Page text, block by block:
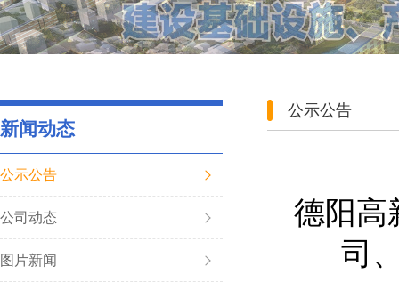
新闻动态
公示公告
公司动态
图片新闻
公示公告
德阳高
司